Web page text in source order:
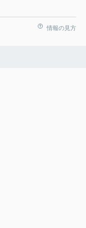
情報の見方